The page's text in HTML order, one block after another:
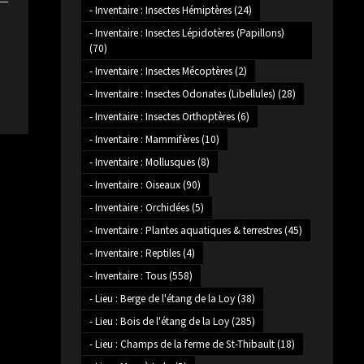
- Inventaire : Insectes Hémiptères(24)
- Inventaire : Insectes Lépidotères (Papillons)
(70)
- Inventaire : Insectes Mécoptères(2)
- Inventaire : Insectes Odonates (Libellules) (28)
- Inventaire : Insectes Orthoptères(6)
- Inventaire : Mammifères(10)
- Inventaire : Mollusques(8)
- Inventaire : Oiseaux(90)
- Inventaire : Orchidées(5)
- Inventaire : Plantes aquatiques & terrestres(45)
- Inventaire : Reptiles(4)
- Inventaire : Tous(558)
- Lieu : Berge de l'étang de la Loy(38)
- Lieu : Bois de l'étang de la Loy(285)
- Lieu : Champs de la ferme de St-Thibault(18)